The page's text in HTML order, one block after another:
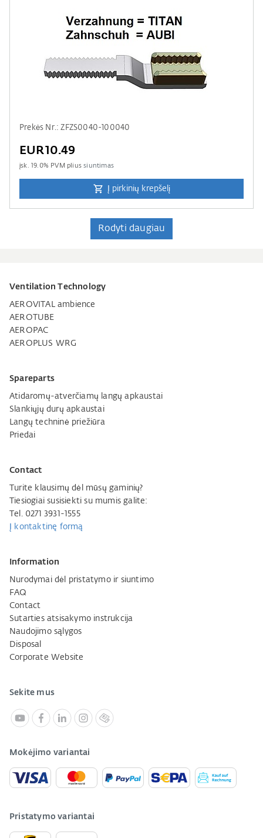
Prekės Nr.: ZFZS0040-100040
EUR10.49
įsk. 19.0% PVM pliussiuntimas
Į pirkinių krepšelį
Rodyti daugiau
Ventilation Technology
AEROVITAL ambience
AEROTUBE
AEROPAC
AEROPLUS WRG
Spareparts
Atidaromų-atverčiamų langų apkaustai
Slankiųjų durų apkaustai
Langų techninė priežiūra
Priedai
Contact
Turite klausimų dėl mūsų gaminių?
Tiesiogiai susisiekti su mumis galite:
Tel. 0271 3931-1555
Į kontaktinę formą
Information
Nurodymai dėl pristatymo ir siuntimo
FAQ
Contact
Sutarties atsisakymo instrukcija
Naudojimo sąlygos
Disposal
Corporate Website
Sekite mus
Mokėjimo variantai
Pristatymo variantai